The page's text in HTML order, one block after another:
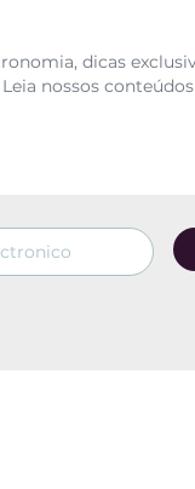
dicas
nossos